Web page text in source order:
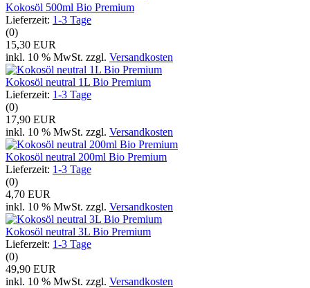
Kokosöl 500ml Bio Premium
Lieferzeit: 1-3 Tage
(0)
15,30 EUR
inkl. 10 % MwSt. zzgl. Versandkosten
Kokosöl neutral 1L Bio Premium
Lieferzeit: 1-3 Tage
(0)
17,90 EUR
inkl. 10 % MwSt. zzgl. Versandkosten
Kokosöl neutral 200ml Bio Premium
Lieferzeit: 1-3 Tage
(0)
4,70 EUR
inkl. 10 % MwSt. zzgl. Versandkosten
Kokosöl neutral 3L Bio Premium
Lieferzeit: 1-3 Tage
(0)
49,90 EUR
inkl. 10 % MwSt. zzgl. Versandkosten